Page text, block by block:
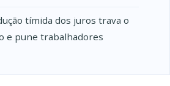
tímida dos juros trava o
e pune trabalhadores